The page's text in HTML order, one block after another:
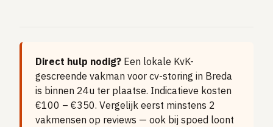
VERWARMING & KLIMAAT
CV-ketel vervangen
Warmtepomp plaatsen
Vloerverwarming aanleggen
Direct hulp nodig? Een lokale KvK-
gescreende vakman voor cv-storing in Breda
is binnen 24u ter plaatse. Indicatieve kosten
€100 – €350. Vergelijk eerst minstens 2
vakmensen op reviews — ook bij spoed loont